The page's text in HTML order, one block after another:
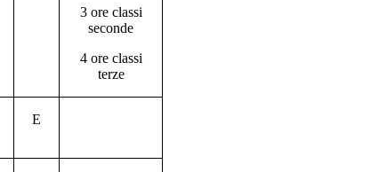
3 ore classi
seconde
4 ore classi
terze
E